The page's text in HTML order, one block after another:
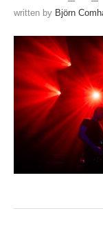
written by Björn